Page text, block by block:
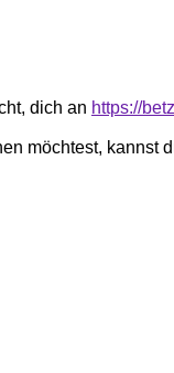
dich an https://
möchtest, kannst